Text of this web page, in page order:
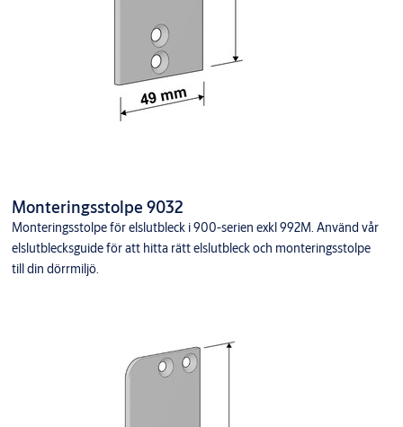
Monteringsstolpe 9032
Monteringsstolpe för elslutbleck i 900-serien exkl 992M. Använd vår
elslutblecksguide för att hitta rätt elslutbleck och monteringsstolpe
till din dörrmiljö.